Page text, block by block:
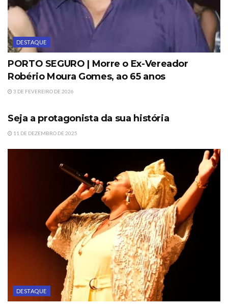
DESTAQUE
PORTO SEGURO | Morre o Ex-Vereador
Robério Moura Gomes, ao 65 anos
3 DE FEVEREIRO DE 2026
Seja a protagonista da sua história
11 DE DEZEMBRO DE 2025
DESTAQUE